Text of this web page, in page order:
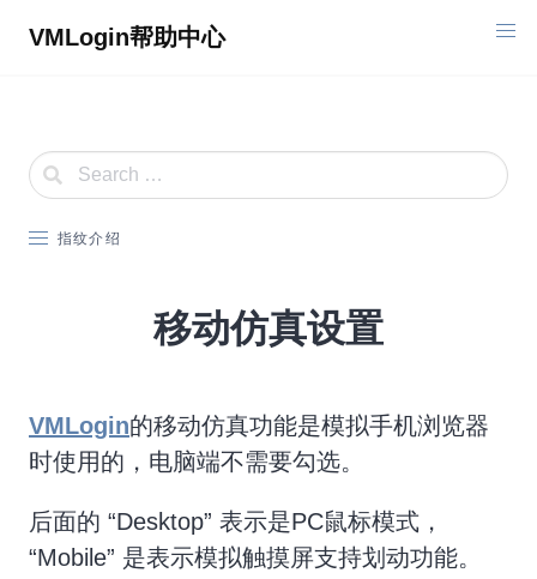
VMLogin帮助中心
指纹介绍
移动仿真设置
VMLogin的移动仿真功能是模拟手机浏览器
时使用的，电脑端不需要勾选。
后面的 “Desktop” 表示是PC鼠标模式，
“Mobile” 是表示模拟触摸屏支持划动功能。